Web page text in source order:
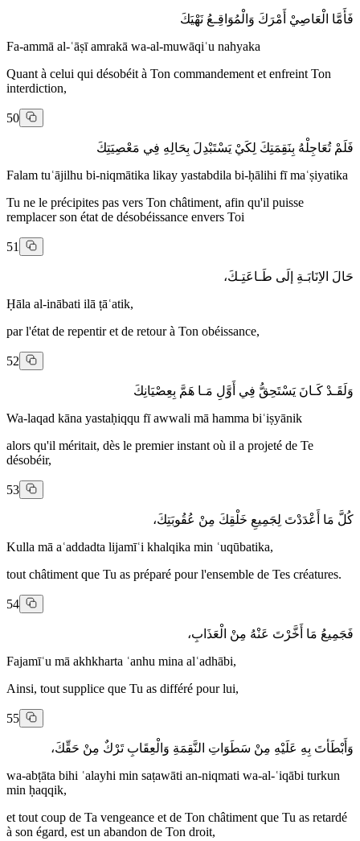
فَأَمَّا الْعَاصِيْ أَمْرَكَ وَالْمُوَاقِـعُ نَهْيَكَ
Fa-ammā al-ʿāṣī amrakā wa-al-muwāqiʿu nahyaka
Quant à celui qui désobéit à Ton commandement et enfreint Ton
interdiction,
50
فَلَمْ تُعَاجِلْهُ بِنَقِمَتِكَ لِكَيْ يَسْتَبْدِلَ بِحَالِهِ فِي مَعْصِيَتِكَ
Falam tuʿājilhu bi-niqmātika likay yastabdila bi-ḥālihi fī maʿṣiyatika
Tu ne le précipites pas vers Ton châtiment, afin qu'il puisse
remplacer son état de désobéissance envers Toi
51
حَالَ الاِنَابَـةِ إلَى طَـاعَتِـكَ،
Ḥāla al-inābati ilā ṭāʿatik,
par l'état de repentir et de retour à Ton obéissance,
52
وَلَقَـدْ كَـانَ يَسْتَحِقُّ فِي أَوَّلِ مَـا هَمَّ بِعِصْيَانِكَ
Wa-laqad kāna yastaḥiqqu fī awwali mā hamma biʿiṣyānik
alors qu'il méritait, dès le premier instant où il a projeté de Te
désobéir,
53
كُلَّ مَا أَعْدَدْتَ لِجَمِيعِ خَلْقِكَ مِنْ عُقُوبَتِكَ،
Kulla mā aʿaddadta lijamīʿi khalqika min ʿuqūbatika,
tout châtiment que Tu as préparé pour l'ensemble de Tes créatures.
54
فَجَمِيعُ مَا أَخَّرْتَ عَنْهُ مِنْ الْعَذَابِ،
Fajamīʿu mā akhkharta ʿanhu mina alʿadhābi,
Ainsi, tout supplice que Tu as différé pour lui,
55
وَأَبْطَأتَ بِهِ عَلَيْهِ مِنْ سَطَوَاتِ النَّقِمَةِ وَالْعِقَابِ تَرْكٌ مِنْ حَقِّكَ،
wa-abṭāta bihi ʿalayhi min saṭawāti an-niqmati wa-al-ʿiqābi turkun
min ḥaqqik,
et tout coup de Ta vengeance et de Ton châtiment que Tu as retardé
à son égard, est un abandon de Ton droit,